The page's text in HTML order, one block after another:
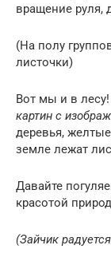
вращение руля,
(На полу
листочки)
Вот мы и в
картин с
деревья,
земле лежат
Давайте
красотой
(Зайчик